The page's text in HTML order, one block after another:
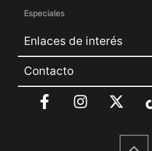
Especiales
Enlaces de interés
Contacto